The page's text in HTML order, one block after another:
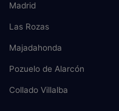
Madrid
Las Rozas
Majadahonda
Pozuelo de Alarcón
Collado Villalba